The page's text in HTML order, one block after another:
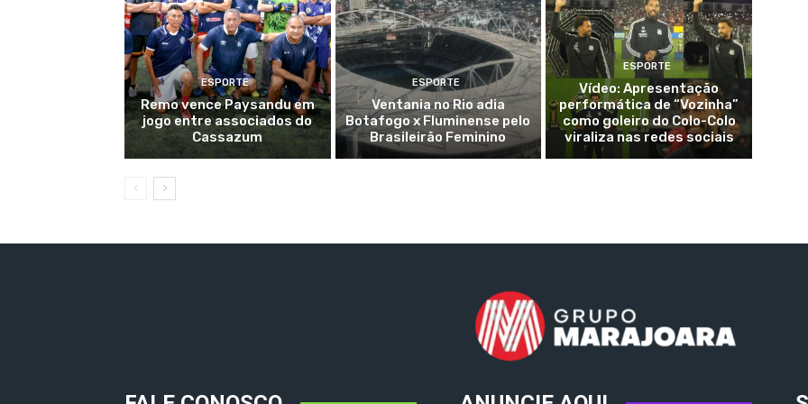
ESPORTE
Remo vence Paysandu em
jogo entre associados do
Cassazum
ESPORTE
Ventania no Rio adia
Botafogo x Fluminense pelo
Brasileirão Feminino
ESPORTE
Vídeo: Apresentação
performática de “Vozinha”
como goleiro do Colo-Colo
viraliza nas redes sociais